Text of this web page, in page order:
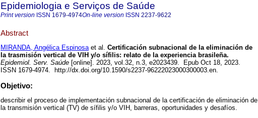
Epidemiologia e Serviços de Saúde
Print version ISSN 1679-4974On-line version ISSN 2237-9622
Abstract
MIRANDA, Angélica Espinosaet al. Certificación subnacional de la eliminación de
la trasmisión vertical de VIH y/o sífilis: relato de la experiencia brasileña.
Epidemiol. Serv. Saúde [online]. 2023, vol.32, n.3, e2023439. Epub Oct 18, 2023.
ISSN 1679-4974. http://dx.doi.org/10.1590/s2237-96222023000300003.en.
Objetivo:
describir el proceso de implementación subnacional de la certificación de eliminación de
la transmisión vertical (TV) de sífilis y/o VIH, barreras, oportunidades y desafíos.